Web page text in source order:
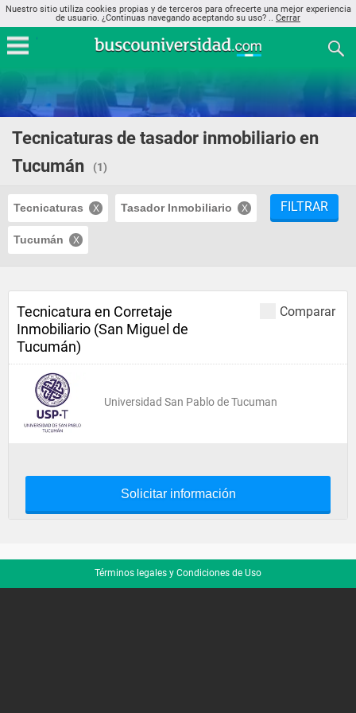
Nuestro sitio utiliza cookies propias y de terceros para ofrecerte una mejor experiencia
de usuario. ¿Continuas navegando aceptando su uso? .. Cerrar
Tecnicaturas de tasador inmobiliario en
Tucumán
(1)
Tecnicaturas Tasador Inmobiliario
Tucumán
FILTRAR
Comparar
Tecnicatura en Corretaje
Inmobiliario (San Miguel de
Tucumán)
Universidad San Pablo de Tucuman
Solicitar información
Términos legales y Condiciones de Uso